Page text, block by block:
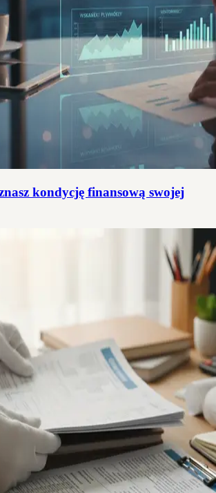
kondycję finansową swojej